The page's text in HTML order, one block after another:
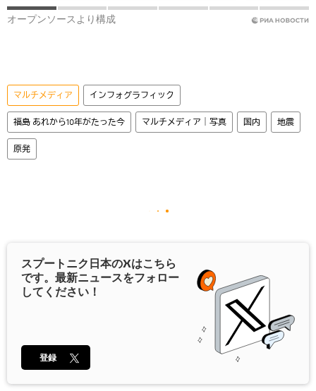
マルチメディア インフォグラフィック
福島 あれから10年がたった今 マルチメディア｜写真 国内 地震
原発
スプートニク日本のXはこちら
です。最新ニュースをフォロー
してください！
登録